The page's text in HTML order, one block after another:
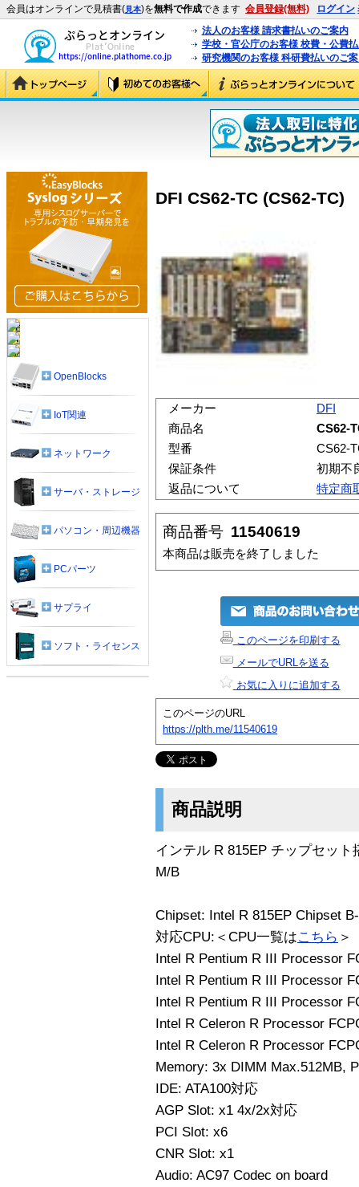
会員はオンラインで見積書(見本)を無料で作成できます 会員登録(無料) ログイン
法人のお客様 請求書払いのご案内
学校・官公庁のお客様 校費・公費
研究機関のお客様 科研費払いのご
DFI CS62-TC (CS62-TC)
メーカー
DFI
商品名
CS62-
型番
CS62-
保証条件
初期不
返品について
特定商
商品番号 11540619
本商品は販売を終了しました
このページを印刷する
メールでURLを送る
お気に入りに追加する
このページのURL
https://plth.me/11540619
商品説明
インテル R 815EP チップセッ
M/B
Chipset: Intel R 815EP Chipset
対応CPU:＜CPU一覧はこちら ＞
Intel R Pentium R III Processor
Intel R Pentium R III Processor
Intel R Pentium R III Processor
Intel R Celeron R Processor
Intel R Celeron R Processor
Memory: 3x DIMM Max.512MB,
IDE: ATA100対応
AGP Slot: x1 4x/2x対応
PCI Slot: x6
CNR Slot: x1
Audio: AC97 Codec on board
OpenBlocks
IoT関連
ネットワーク
サーバ・ストレージ
パソコン・周辺機器
PCパーツ
サプライ
ソフト・ライセンス